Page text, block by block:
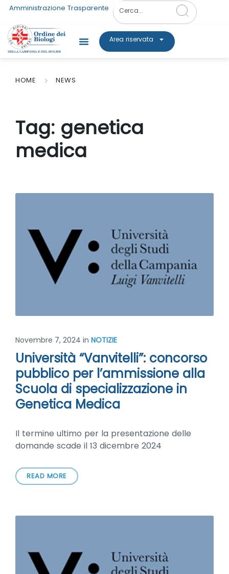
Amministrazione Trasparente
Area riservata
HOME NEWS
Tag: genetica
medica
Novembre 7, 2024 in NOTIZIE
Università “Vanvitelli”: concorso
pubblico per l’ammissione alla
Scuola di specializzazione in
Genetica Medica
Il termine ultimo per la presentazione delle
domande scade il 13 dicembre 2024
READ MORE